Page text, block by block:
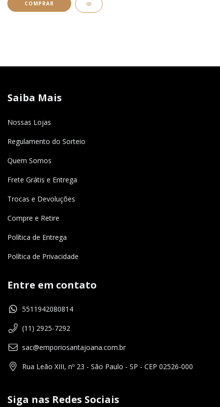
Saiba Mais
Nossas Lojas
Regulamento do Sorteio
Quem Somos
Frete Grátis e Entrega
Trocas e Devoluções
Compre e Retire
Política de Entrega
Política de Privacidade
Entre em contato
5511942080814
(11) 2925-7292
sac@emporiosantajoana.com.br
Rua Leão XIII, nº 23 - São Paulo - SP - CEP 02526-000
Siga nas Redes Sociais